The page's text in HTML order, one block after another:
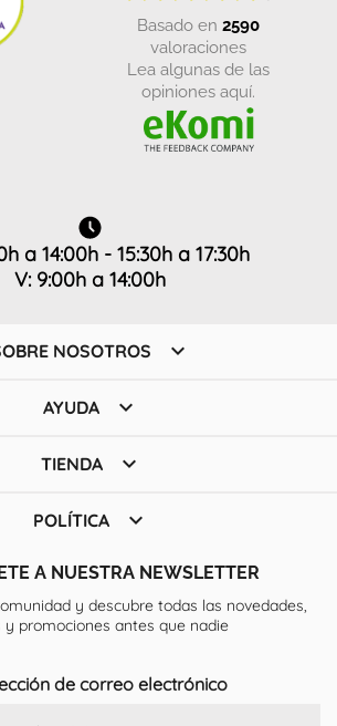
basado en 2590
valoraciones
Lea algunas de las
opiniones aquí.
a 14:00h - 15:30h a 17:30h
V: 9:00h a 14:00h
NOSOTROS 
AYUDA 
TIENDA 
POLÍTICA 
A NUESTRA NEWSLETTER
y descubre todas las novedades,
y promociones antes que nadie
de correo electrónico